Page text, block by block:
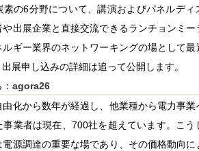
素の6分野について、講演およびパネルディ
出展企業と直接交流できるランチョンミ
ギー業界のネットワーキングの場として
展申し込みの詳細は追って公開します。
agora26
化から数年が経過し、他業種から電力事業
業者は現在、 700社を超えています。こう
源調達の重要な場であり、その価格動向に